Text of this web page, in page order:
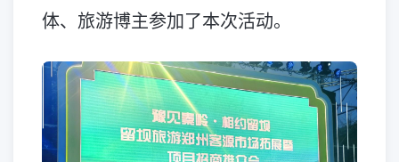
体、旅游博主参加了本次活动。